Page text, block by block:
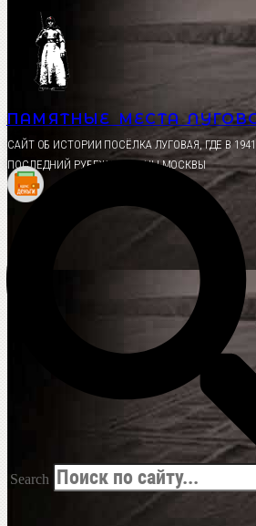
Перейти
содержимому
ПАМЯТНЫЕ МЕСТА
CАЙТ ОБ ИСТОРИИ ПОСЁЛКА ЛУГОВАЯ, ГДЕ В
ПОСЛЕДНИЙ РУБЕЖ ОБОРОНЫ МОСКВЫ
Search